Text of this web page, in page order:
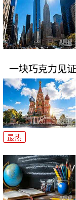
一块巧克力见
最热